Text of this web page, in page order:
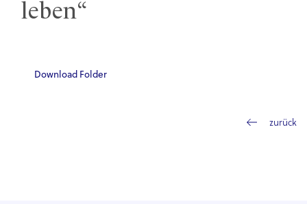
leben“
Download Folder
zurück